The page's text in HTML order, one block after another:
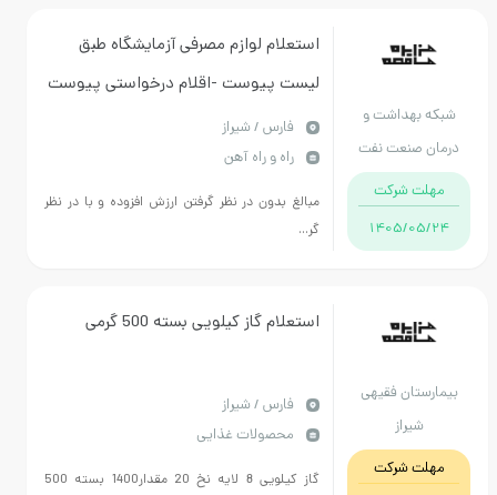
بهداشت و
صنعت نفت
فارس
شرکت
1405/
استعلام لوازم مصرفی آزمایشگاه طبق
لیست پیوست -اقلام درخواستی پیوست
می باشد-اولویت استانی- پیش فاکتور
پیوست گردد-مبلغ کل نوشته شود
فارس / شیراز
راه و راه آهن
مبالغ بدون در نظر گرفتن ارزش افزوده و با در نظر
گر...
فقیهی
شرکت
استعلام گاز کیلویی بسته 500 گرمی
فارس / شیراز
محصولات غذایی
گاز کیلویی 8 لایه نخ 20 مقدار1400 بسته 500